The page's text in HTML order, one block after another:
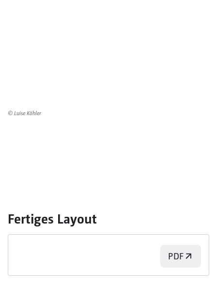
© Luise Köhler
Fertiges Layout
PDF